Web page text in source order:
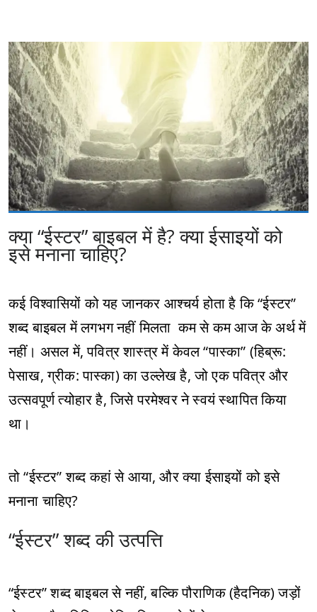
क्या “ईस्टर” बाइबल में है? क्या ईसाइयों को
इसे मनाना चाहिए?
कई विश्वासियों को यह जानकर आश्चर्य होता है कि “ईस्टर”
शब्द बाइबल में लगभग नहीं मिलता कम से कम आज के अर्थ में
नहीं। असल में, पवित्र शास्त्र में केवल “पास्का” (हिब्रू:
पेसाख, ग्रीक: पास्का) का उल्लेख है, जो एक पवित्र और
उत्सवपूर्ण त्योहार है, जिसे परमेश्वर ने स्वयं स्थापित किया
था।
तो “ईस्टर” शब्द कहां से आया, और क्या ईसाइयों को इसे
मनाना चाहिए?
“ईस्टर” शब्द की उत्पत्ति
“ईस्टर” शब्द बाइबल से नहीं, बल्कि पौराणिक (हैदनिक) जड़ों